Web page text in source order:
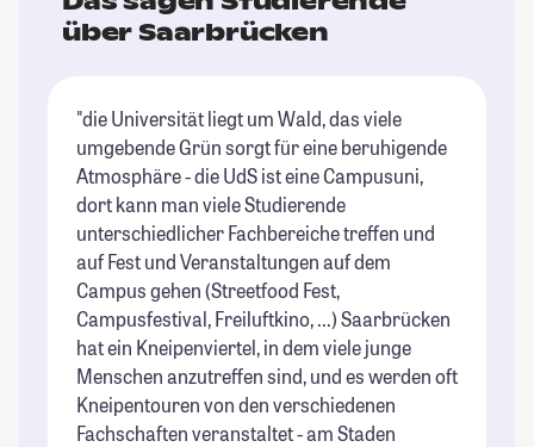
über Saarbrücken
"die Universität liegt um Wald, das viele
umgebende Grün sorgt für eine beruhigende
Atmosphäre - die UdS ist eine Campusuni,
dort kann man viele Studierende
unterschiedlicher Fachbereiche treffen und
auf Fest und Veranstaltungen auf dem
Campus gehen (Streetfood Fest,
Campusfestival, Freiluftkino, ...) Saarbrücken
hat ein Kneipenviertel, in dem viele junge
Menschen anzutreffen sind, und es werden oft
Kneipentouren von den verschiedenen
Fachschaften veranstaltet - am Staden